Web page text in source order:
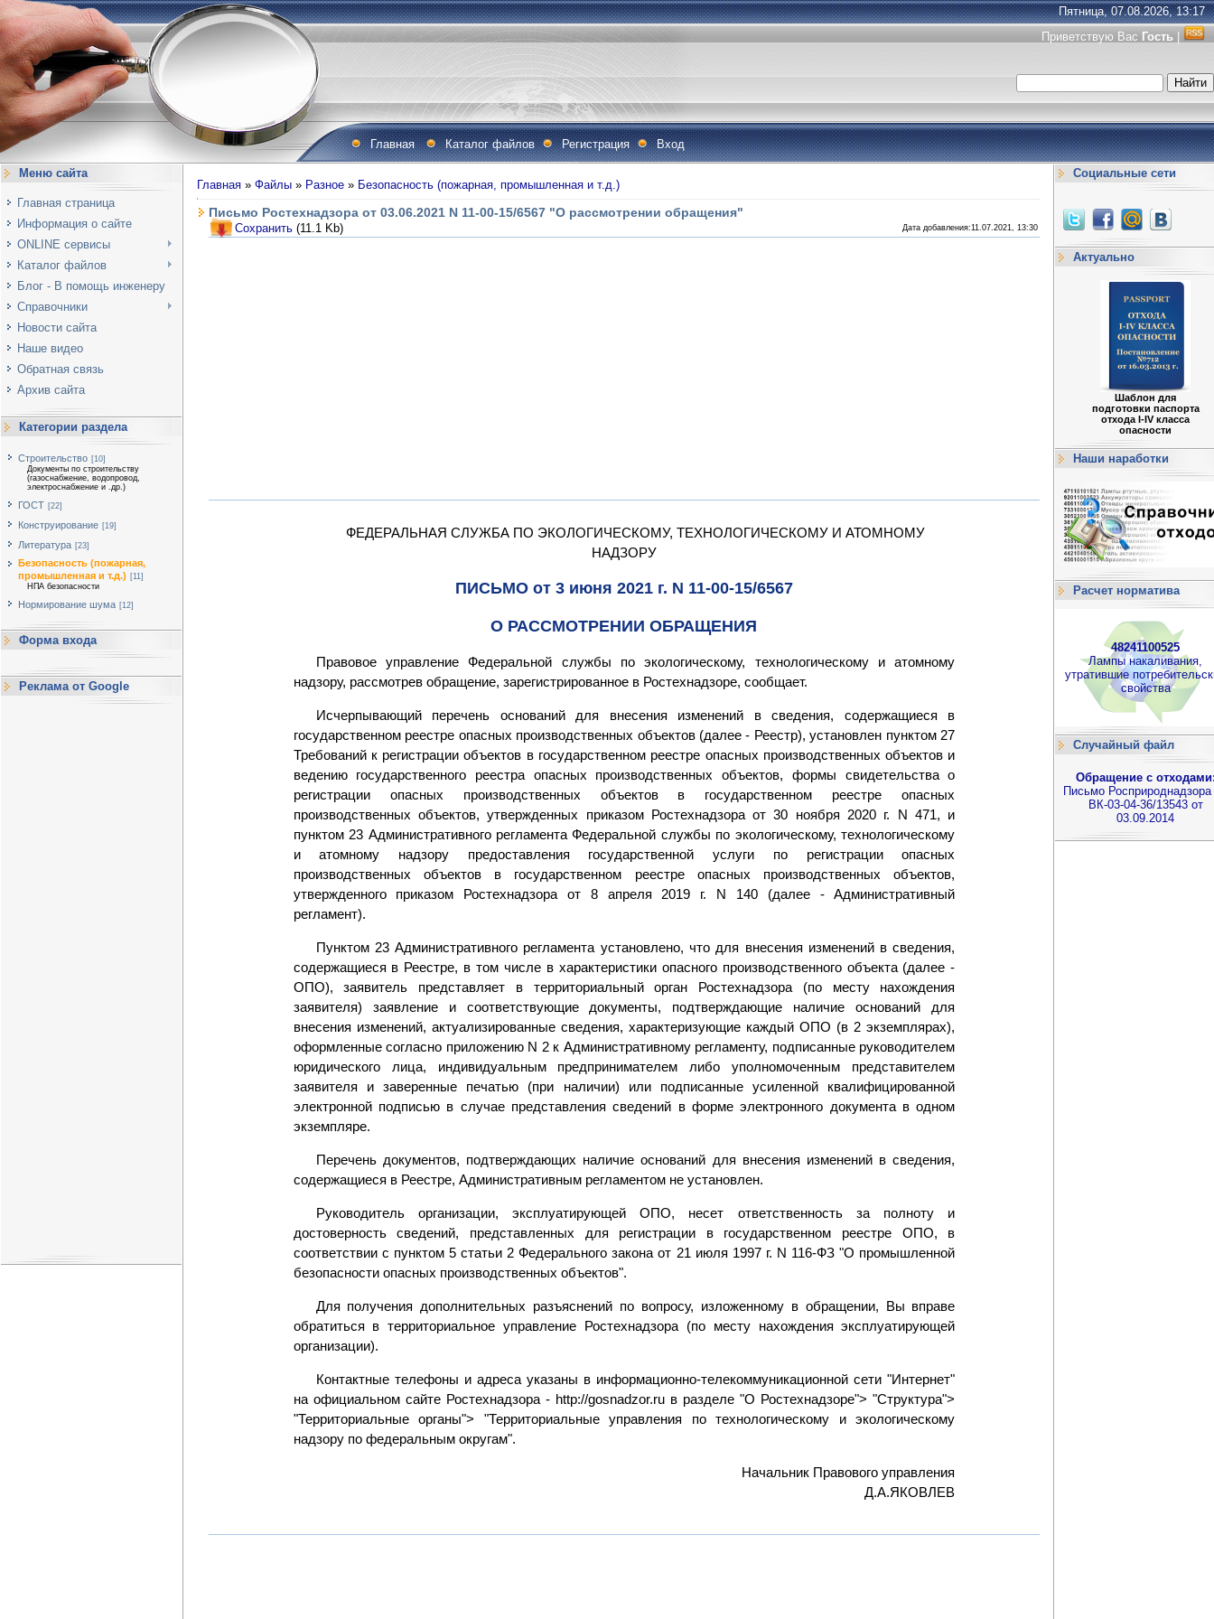
Пятница, 07.08.2026, 13:17
Приветствую Вас Гость
Главная Каталог файлов Регистрация Вход
Меню сайта
Главная страница
Информация о сайте
ONLINE сервисы
Каталог файлов
Блог - В помощь инженеру
Справочники
Новости сайта
Наше видео
Обратная связь
Архив сайта
Категории раздела
Строительство [10]
Документы по строительству
(газоснабжение, водопровод,
электроснабжение и .др.)
ГОСТ [22]
Конструирование [19]
Литература [23]
Безопасность (пожарная,
промышленная и т.д.) [11]
НПА безопасности
Нормирование шума [12]
Форма входа
Реклама от Google
Главная » Файлы » Разное » Безопасность (пожарная, промышленная и т.д.)
Письмо Ростехнадзора от 03.06.2021 N 11-00-15/6567 "О рассмотрении обращения"
Сохранить (11.1 Kb) Дата добавления:11.07.2021, 13:30
ФЕДЕРАЛЬНАЯ СЛУЖБА ПО ЭКОЛОГИЧЕСКОМУ, ТЕХНОЛОГИЧЕСКОМУ И АТОМНОМУ
НАДЗОРУ
ПИСЬМО от 3 июня 2021 г. N 11-00-15/6567
О РАССМОТРЕНИИ ОБРАЩЕНИЯ
Правовое управление Федеральной службы по экологическому, технологическому и атомному
надзору, рассмотрев обращение, зарегистрированное в Ростехнадзоре, сообщает.
Исчерпывающий перечень оснований для внесения изменений в сведения, содержащиеся в
государственном реестре опасных производственных объектов (далее - Реестр), установлен пунктом 27
Требований к регистрации объектов в государственном реестре опасных производственных объектов и
ведению государственного реестра опасных производственных объектов, формы свидетельства о
регистрации опасных производственных объектов в государственном реестре опасных
производственных объектов, утвержденных приказом Ростехнадзора от 30 ноября 2020 г. N 471, и
пунктом 23 Административного регламента Федеральной службы по экологическому, технологическому
и атомному надзору предоставления государственной услуги по регистрации опасных
производственных объектов в государственном реестре опасных производственных объектов,
утвержденного приказом Ростехнадзора от 8 апреля 2019 г. N 140 (далее - Административный
регламент).
Пунктом 23 Административного регламента установлено, что для внесения изменений в сведения,
содержащиеся в Реестре, в том числе в характеристики опасного производственного объекта (далее -
ОПО), заявитель представляет в территориальный орган Ростехнадзора (по месту нахождения
заявителя) заявление и соответствующие документы, подтверждающие наличие оснований для
внесения изменений, актуализированные сведения, характеризующие каждый ОПО (в 2 экземплярах),
оформленные согласно приложению N 2 к Административному регламенту, подписанные руководителем
юридического лица, индивидуальным предпринимателем либо уполномоченным представителем
заявителя и заверенные печатью (при наличии) или подписанные усиленной квалифицированной
электронной подписью в случае представления сведений в форме электронного документа в одном
экземпляре.
Перечень документов, подтверждающих наличие оснований для внесения изменений в сведения,
содержащиеся в Реестре, Административным регламентом не установлен.
Руководитель организации, эксплуатирующей ОПО, несет ответственность за полноту и
достоверность сведений, представленных для регистрации в государственном реестре ОПО, в
соответствии с пунктом 5 статьи 2 Федерального закона от 21 июля 1997 г. N 116-ФЗ "О промышленной
безопасности опасных производственных объектов".
Для получения дополнительных разъяснений по вопросу, изложенному в обращении, Вы вправе
обратиться в территориальное управление Ростехнадзора (по месту нахождения эксплуатирующей
организации).
Контактные телефоны и адреса указаны в информационно-телекоммуникационной сети "Интернет"
на официальном сайте Ростехнадзора - http://gosnadzor.ru в разделе "О Ростехнадзоре"> "Структура">
"Территориальные органы"> "Территориальные управления по технологическому и экологическому
надзору по федеральным округам".
Начальник Правового управления
Д.А.ЯКОВЛЕВ
Социальные сети
Актуально
Шаблон для
подготовки паспорта
отхода I-IV класса
опасности
Наши наработки
Расчет норматива
48241100525
Лампы накаливания,
утратившие
свойства
Случайный файл
Обращение с
Письмо
ВК-03-04-36/13543 от
03.09.2014